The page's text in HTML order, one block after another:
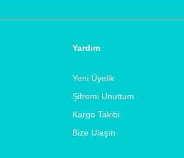
Yardım
Yeni Üyelik
Şifremi Unuttum
Kargo Takibi
Bize Ulaşın